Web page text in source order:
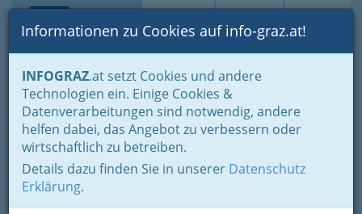
Suche Login Toggle
Informationen zu Cookies auf info-graz.at!
INFOGRAZ.at setzt Cookies und andere
Technologien ein. Einige Cookies &
Datenverarbeitungen sind notwendig, andere
helfen dabei, das Angebot zu verbessern oder
wirtschaftlich zu betreiben.
Details dazu finden Sie in unserer Datenschutz
Erklärung.
Home Branchen
Einkaufen & Schenken - der Handel
Der Handel nach WKO-Gliederung
Textilhandel
Kinderoberbekleidung - Großhandel
Kinderoberbekleidung -
Großhandel